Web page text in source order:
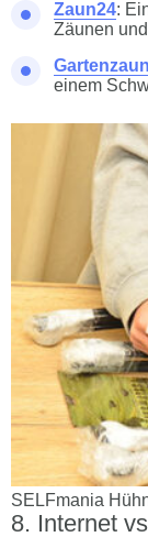
Zaun24:
Zäunen
einem
SELFmania
Internet